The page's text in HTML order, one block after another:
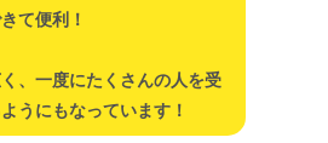
て便利！
、一度にたくさんの人を受
うにもなっています！